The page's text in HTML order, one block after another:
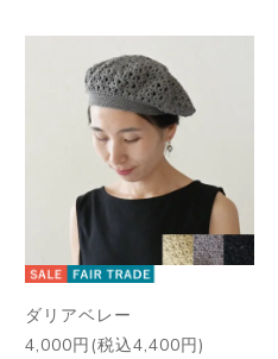
ダリアベレー
4,000円(税込4,400円)